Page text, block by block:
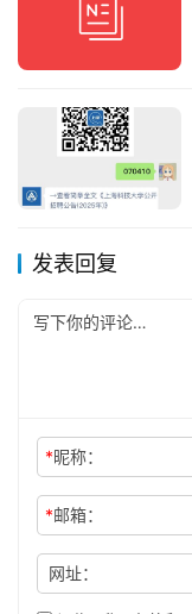
发表回复
*昵称：
*邮箱：
网址：